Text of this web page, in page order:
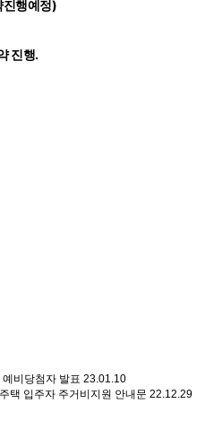
진행예정)
진행.
비당첨자 발표 23.01.10
택 입주자 주거비지원 안내문 22.12.29